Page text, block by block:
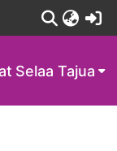
Selaa Tajua